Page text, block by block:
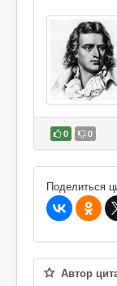
0 0
В
Поделиться
Автор